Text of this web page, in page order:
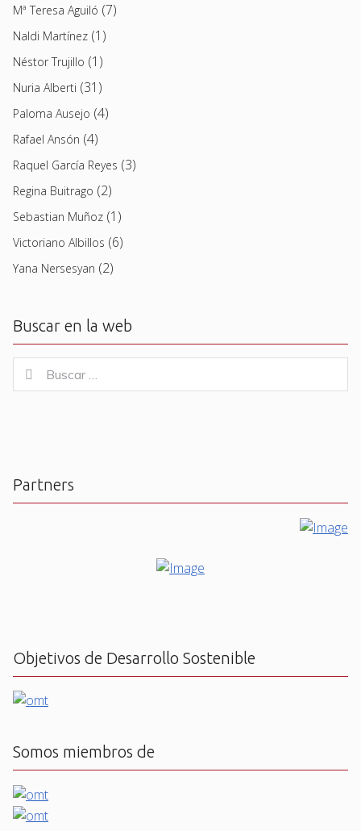
Mª Teresa Aguiló (7)
Naldi Martínez (1)
Néstor Trujillo (1)
Nuria Alberti (31)
Paloma Ausejo (4)
Rafael Ansón (4)
Raquel García Reyes (3)
Regina Buitrago (2)
Sebastian Muñoz (1)
Victoriano Albillos (6)
Yana Nersesyan (2)
Buscar en la web
for:
Buscar
Partners
Objetivos de Desarrollo Sostenible
Somos miembros de